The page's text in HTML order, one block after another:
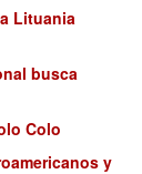
Lituania
busca
Colo
y